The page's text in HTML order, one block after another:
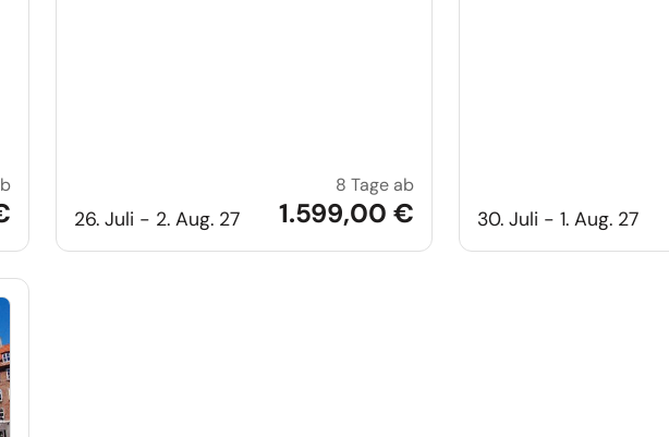
Inselhüpfen in Dänemark
26. Juli - 2. Aug. 27
Skandinavische Metropolen
8 Tage ab
1.599,00 € 30. Juli - 1. Aug. 27